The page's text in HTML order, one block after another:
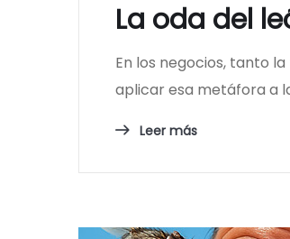
La oda del
En los negocios, tanto
aplicar esa metáfora a
Leer más